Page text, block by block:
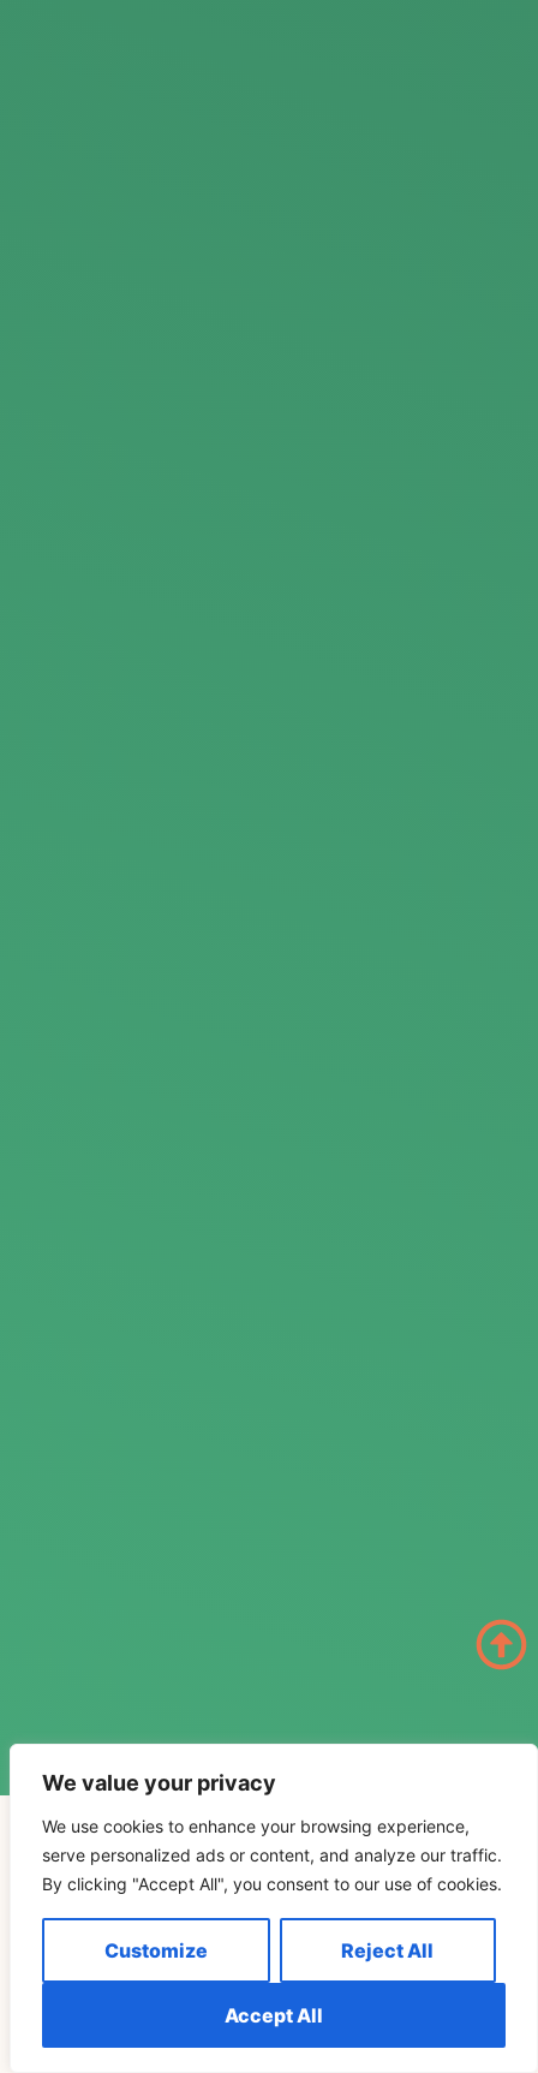
We value your privacy
We use cookies to enhance your browsing experience,
serve personalized ads or content, and analyze our traffic.
By clicking "Accept All", you consent to our use of cookies.
Customize Reject All
Accept All
Spiritual Awakening
Embark on a path of self-discovery with our articles and
guides on recognizing and navigating spiritual awakenings.
transformative experiences.